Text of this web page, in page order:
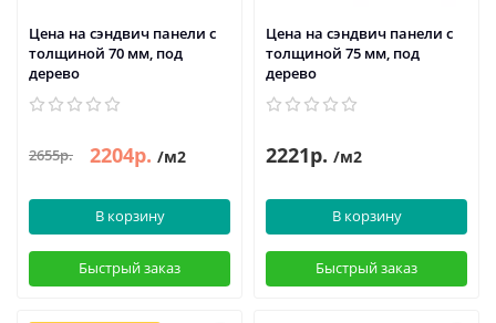
Цена на сэндвич панели с
толщиной 70 мм, под
дерево
2655р. 2204р. /м2
В корзину
Быстрый заказ
Цена на сэндвич панели с
толщиной 75 мм, под
дерево
2221р. /м2
В корзину
Быстрый заказ